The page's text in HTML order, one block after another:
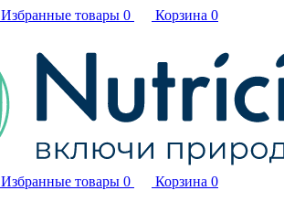
Избранные товары 0 Корзина 0
Избранные товары 0 Корзина 0